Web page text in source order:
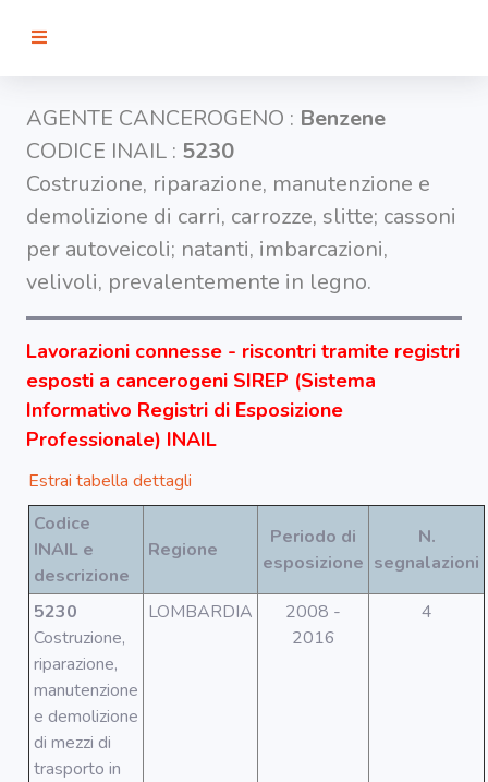
Agenti
Lavorazioni
Visualizza
Segnala dati
rilevati in
azienda
area riservata
Torna alla
Home
AGENTE CANCEROGENO : Benzene
CODICE INAIL : 5230
Costruzione, riparazione, manutenzione e
demolizione di carri, carrozze, slitte; cassoni
per autoveicoli; natanti, imbarcazioni,
velivoli, prevalentemente in legno.
Lavorazioni connesse - riscontri tramite registri
esposti a cancerogeni SIREP (Sistema
Informativo Registri di Esposizione
Professionale) INAIL
Estrai tabella dettagli
Codice
INAIL e
descrizione
Regione
Periodo di
esposizione
N.
segnalazioni
5230
Costruzione,
riparazione,
manutenzione
e demolizione
di mezzi di
trasporto in
LOMBARDIA
2008 -
2016
4